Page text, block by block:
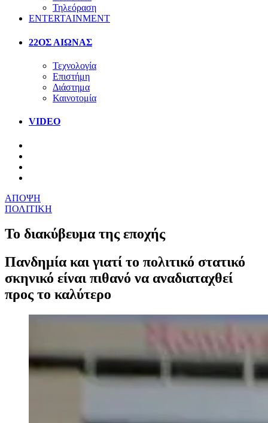
Τηλεόραση
ENTERTAINMENT
22ΟΣ ΑΙΩΝΑΣ
Τεχνολογία
Επιστήμη
Διάστημα
Καινοτομία
VIDEO
ΑΠΟΨΗ
ΠΟΛΙΤΙΚΗ
Το διακύβευμα της εποχής
Πανδημία και γιατί το πολιτικό στατικό
σκηνικό είναι πιθανό να αναδιαταχθεί
προς το καλύτερο